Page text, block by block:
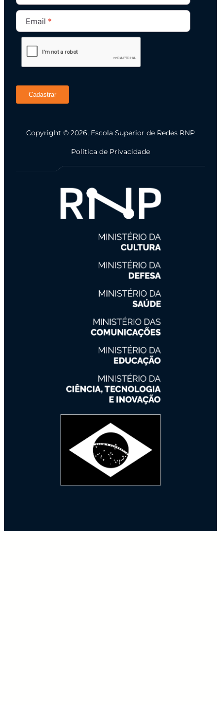
Email
Cadastrar
Copyright © 2026, Escola Superior de Redes RNP
Política de Privacidade